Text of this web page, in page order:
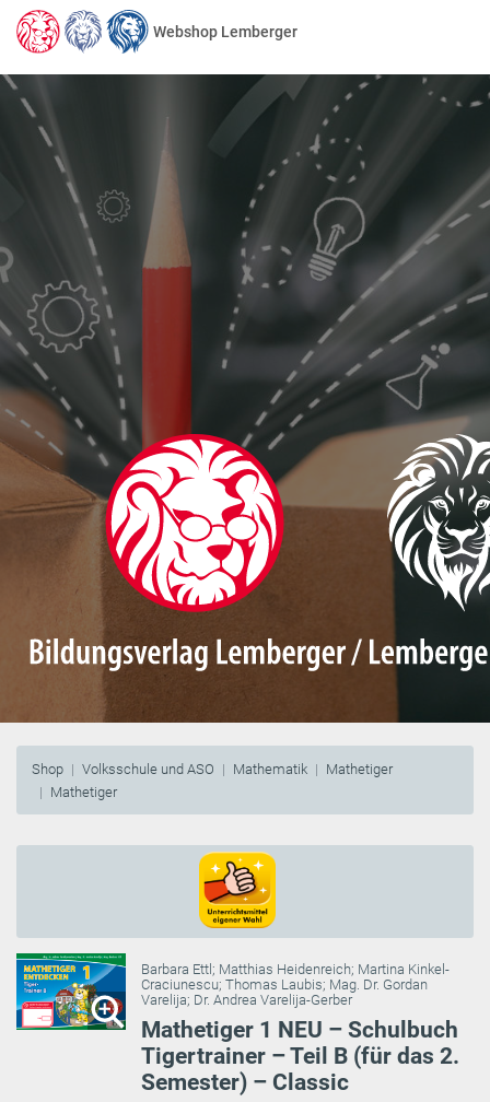
Webshop Lemberger
Shop Volksschule und ASO Mathematik
Mathetiger
Mathetiger
Barbara Ettl ; Matthias Heidenreich; Martina Kinkel-
Craciunescu; Thomas Laubis; Mag. Dr. Gordan
Varelija; Dr. Andrea Varelija-Gerber
Mathetiger 1 NEU – Schulbuch
Tigertrainer – Teil B (für das 2.
Semester) – Classic